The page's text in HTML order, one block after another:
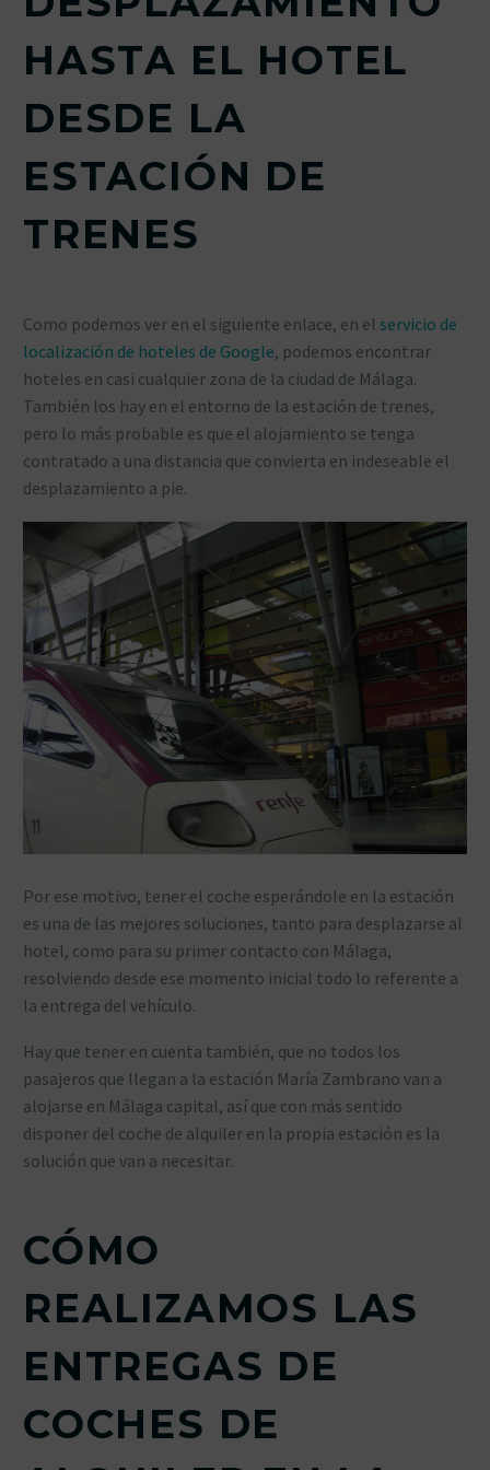
HASTA EL HOTEL
DESDE LA
ESTACIÓN DE
TRENES
Como podemos ver en el siguiente enlace, en el servicio de
localización de hoteles de Google, podemos encontrar
hoteles en casi cualquier zona de la ciudad de Málaga.
También los hay en el entorno de la estación de trenes,
pero lo más probable es que el alojamiento se tenga
contratado a una distancia que convierta en indeseable el
desplazamiento a pie.
Por ese motivo, tener el coche esperándole en la estación
es una de las mejores soluciones, tanto para desplazarse al
hotel, como para su primer contacto con Málaga,
resolviendo desde ese momento inicial todo lo referente a
la entrega del vehículo.
Hay que tener en cuenta también, que no todos los
pasajeros que llegan a la estación María Zambrano van a
alojarse en Málaga capital, así que con más sentido
disponer del coche de alquiler en la propia estación es la
solución que van a necesitar.
CÓMO
REALIZAMOS LAS
ENTREGAS DE
COCHES DE